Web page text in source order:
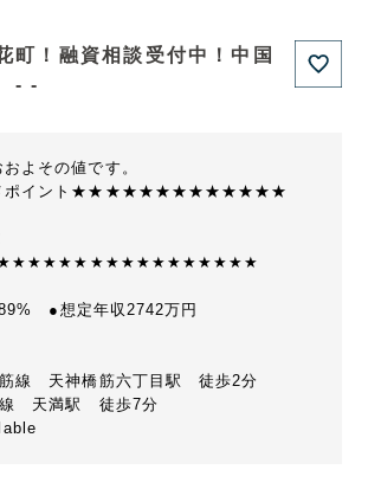
町！融資相談受付中！中国
- -
よその値です。
ポイント★★★★★★★★★★★★★
●想定年収2742万円
筋線 天神橋筋六丁目駅 徒歩2分
線 天満駅 徒歩7分